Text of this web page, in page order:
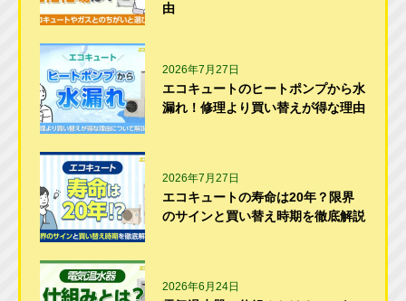
由
2026年7月27日
エコキュートのヒートポンプから水
漏れ！修理より買い替えが得な理由
2026年7月27日
エコキュートの寿命は20年？限界
のサインと買い替え時期を徹底解説
2026年6月24日